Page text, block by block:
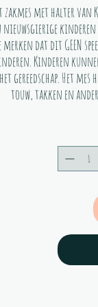
zakmes met halter van
nieuwsgierige
merken dat dit GEEN
Kinderen
het gereedschap. Het
touw, takken en